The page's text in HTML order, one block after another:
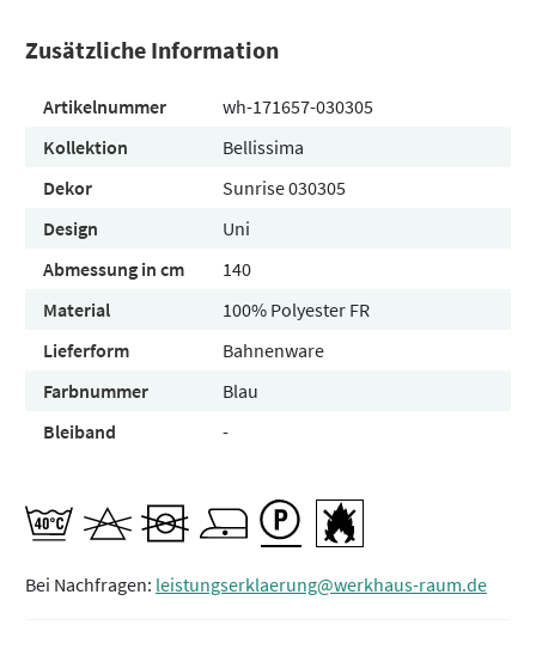
Zusätzliche Information
Artikelnummer
wh-171657-030305
Kollektion
Bellissima
Dekor
Sunrise 030305
Design
Uni
Abmessung in cm
140
Material
100% Polyester FR
Lieferform
Bahnenware
Farbnummer
Blau
Bleiband
-
Bei Nachfragen: leistungserklaerung@werkhaus-raum.de